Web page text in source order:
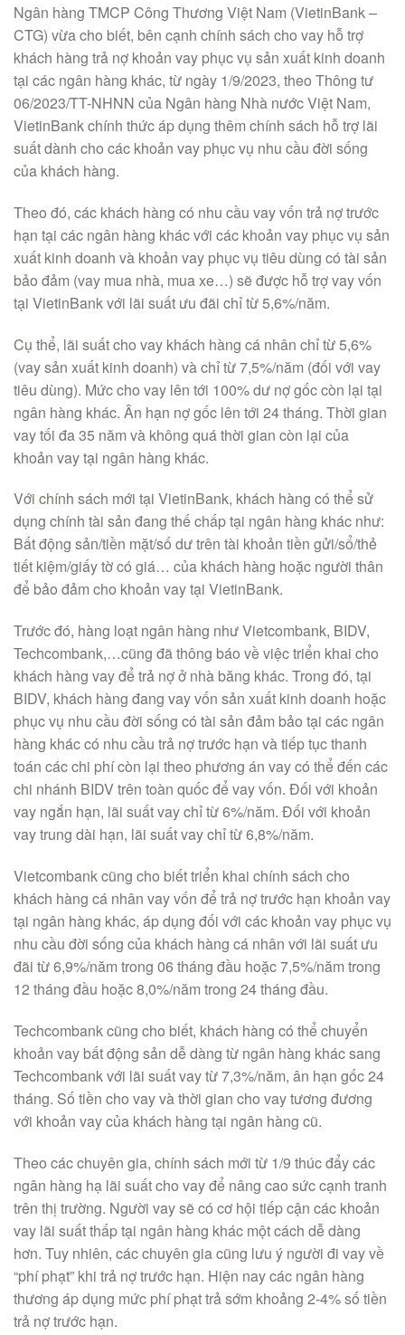
Ngân hàng TMCP Công Thương Việt Nam (VietinBank –
CTG) vừa cho biết, bên cạnh chính sách cho vay hỗ trợ
khách hàng trả nợ khoản vay phục vụ sản xuất kinh doanh
tại các ngân hàng khác, từ ngày 1/9/2023, theo Thông tư
06/2023/TT-NHNN của Ngân hàng Nhà nước Việt Nam,
VietinBank chính thức áp dụng thêm chính sách hỗ trợ lãi
suất dành cho các khoản vay phục vụ nhu cầu đời sống
của khách hàng.
Theo đó, các khách hàng có nhu cầu vay vốn trả nợ trước
hạn tại các ngân hàng khác với các khoản vay phục vụ sản
xuất kinh doanh và khoản vay phục vụ tiêu dùng có tài sản
bảo đảm (vay mua nhà, mua xe…) sẽ được hỗ trợ vay vốn
tại VietinBank với lãi suất ưu đãi chỉ từ 5,6%/năm.
Cụ thể, lãi suất cho vay khách hàng cá nhân chỉ từ 5,6%
(vay sản xuất kinh doanh) và chỉ từ 7,5%/năm (đối với vay
tiêu dùng). Mức cho vay lên tới 100% dư nợ gốc còn lại tại
ngân hàng khác. Ân hạn nợ gốc lên tới 24 tháng. Thời gian
vay tối đa 35 năm và không quá thời gian còn lại của
khoản vay tại ngân hàng khác.
Với chính sách mới tại VietinBank, khách hàng có thể sử
dụng chính tài sản đang thế chấp tại ngân hàng khác như:
Bất động sản/tiền mặt/số dư trên tài khoản tiền gửi/sổ/thẻ
tiết kiệm/giấy tờ có giá… của khách hàng hoặc người thân
để bảo đảm cho khoản vay tại VietinBank.
Trước đó, hàng loạt ngân hàng như Vietcombank, BIDV,
Techcombank,…cũng đã thông báo về việc triển khai cho
khách hàng vay để trả nợ ở nhà băng khác. Trong đó, tại
BIDV, khách hàng đang vay vốn sản xuất kinh doanh hoặc
phục vụ nhu cầu đời sống có tài sản đảm bảo tại các ngân
hàng khác có nhu cầu trả nợ trước hạn và tiếp tục thanh
toán các chi phí còn lại theo phương án vay có thể đến các
chi nhánh BIDV trên toàn quốc để vay vốn. Đối với khoản
vay ngắn hạn, lãi suất vay chỉ từ 6%/năm. Đối với khoản
vay trung dài hạn, lãi suất vay chỉ từ 6,8%/năm.
Vietcombank cũng cho biết triển khai chính sách cho
khách hàng cá nhân vay vốn để trả nợ trước hạn khoản vay
tại ngân hàng khác, áp dụng đối với các khoản vay phục vụ
nhu cầu đời sống của khách hàng cá nhân với lãi suất ưu
đãi từ 6,9%/năm trong 06 tháng đầu hoặc 7,5%/năm trong
12 tháng đầu hoặc 8,0%/năm trong 24 tháng đầu.
Techcombank cũng cho biết, khách hàng có thể chuyển
khoản vay bất động sản dễ dàng từ ngân hàng khác sang
Techcombank với lãi suất vay từ 7,3%/năm, ân hạn gốc 24
tháng. Số tiền cho vay và thời gian cho vay tương đương
với khoản vay của khách hàng tại ngân hàng cũ.
Theo các chuyên gia, chính sách mới từ 1/9 thúc đẩy các
ngân hàng hạ lãi suất cho vay để nâng cao sức cạnh tranh
trên thị trường. Người vay sẽ có cơ hội tiếp cận các khoản
vay lãi suất thấp tại ngân hàng khác một cách dễ dàng
hơn. Tuy nhiên, các chuyên gia cũng lưu ý người đi vay về
“phí phạt” khi trả nợ trước hạn. Hiện nay các ngân hàng
thương áp dụng mức phí phạt trả sớm khoảng 2-4% số tiền
trả nợ trước hạn.